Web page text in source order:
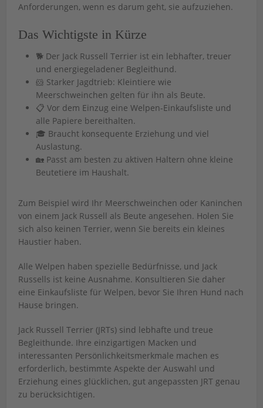
Anforderungen, wenn es darum geht, sie aufzuziehen.
Das Wichtigste in Kürze
🐕 Der Jack Russell Terrier ist ein lebhafter, treuer
und energiegeladener Begleithund.
🐹 Starker Jagdtrieb: Kleintiere wie
Meerschweinchen gelten für ihn als Beute.
📋 Vor dem Einzug eine Welpen-Einkaufsliste und
alle Papiere bereithalten.
🎓 Braucht konsequente Erziehung und viel
Auslastung.
🏡 Passt am besten zu aktiven Haltern ohne kleine
Beutetiere im Haushalt.
Zum Beispiel wird Ihr Meerschweinchen oder Kaninchen
von einem Jack Russell als Beute angesehen. Holen Sie
sich also keinen Terrier, wenn Sie bereits ein kleines
Haustier haben.
Alle Welpen haben spezielle Bedürfnisse, und Jack
Russells ist keine Ausnahme. Konsultieren Sie daher
eine Einkaufsliste für Welpen, bevor Sie Ihren Hund nach
Hause bringen.
Jack Russell Terrier (JRTs) sind lebhafte und treue
Begleithunde. Ihre einzigartigen Macken und
interessanten Persönlichkeitsmerkmale machen es
erforderlich, bestimmte Aspekte der Auswahl und
Erziehung eines glücklichen, gut angepassten JRT genau
zu berücksichtigen.